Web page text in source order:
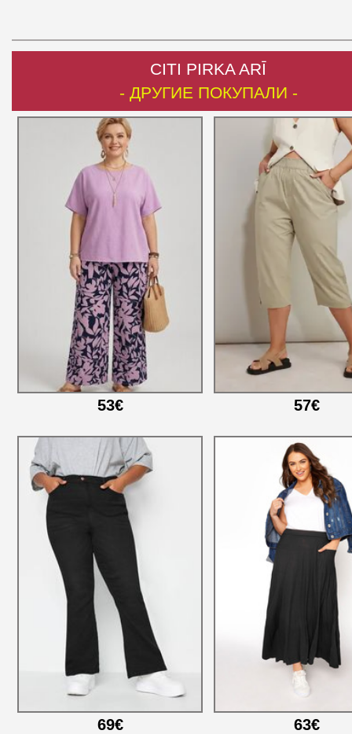
CITI PIRKA ARĪ
- ДРУГИЕ ПОКУПАЛИ -
53€ 57€
69€ 63€